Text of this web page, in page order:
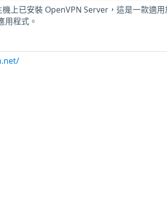
上已安裝 OpenVPN Server，這是一款適
用程式。